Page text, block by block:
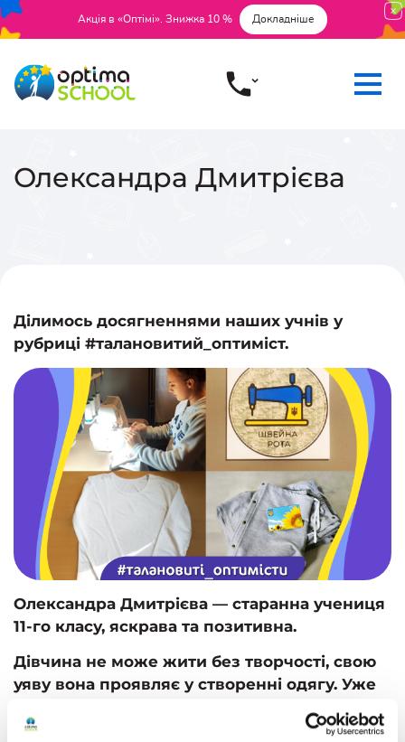
Акція в «Оптімі». Знижка 10 % Докладніше
Олександра Дмитрієва
Ділимось досягненнями наших учнів у
рубриці #талановитий_оптиміст.
Олександра Дмитрієва — старанна учениця
11-го класу, яскрава та позитивна.
Дівчина не може жити без творчості, свою
уяву вона проявляє у створенні одягу. Уже
шиття, створює чудові образи зі своїм